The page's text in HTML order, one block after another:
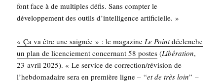
font face à de mul­tiples défis. Sans comp­ter le
déve­lop­pe­ment des outils d’in­tel­li­gence artificielle. »
« Ça va être une sai­gnée » : le maga­zineLe Pointdéclenche
un plan de licen­cie­ment concer­nant 58 postes (Libé­ra­tion,
23 avril 2025). « Le ser­vice de correction/révision de
l’hebdomadaire sera en pre­mière ligne – “et de très loin” –